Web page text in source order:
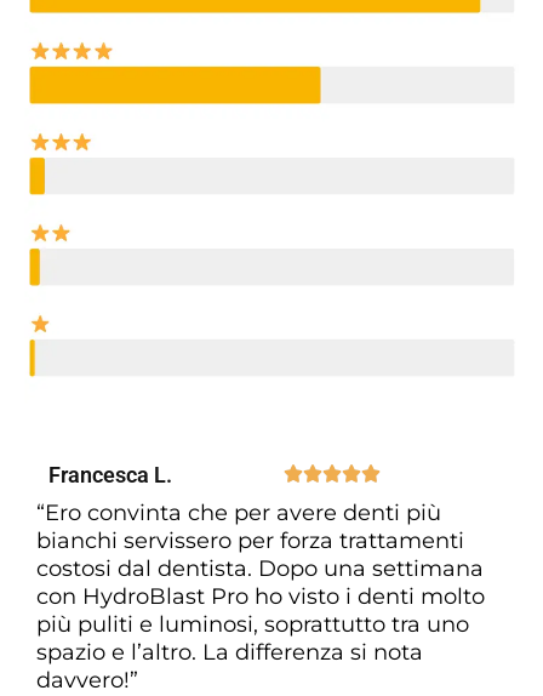
Francesca L. 
“Ero convinta che per avere denti più
bianchi servissero per forza trattamenti
costosi dal dentista. Dopo una settimana
con HydroBlast Pro ho visto i denti molto
più puliti e luminosi, soprattutto tra uno
spazio e l’altro. La differenza si nota
davvero!”